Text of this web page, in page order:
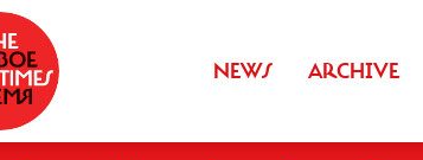
NEWS ARCHIVE